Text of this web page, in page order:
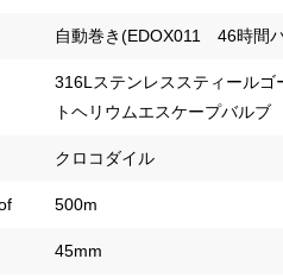
自動巻き(EDOX011 46時間
316Lステンレススティールゴ
トヘリウムエスケープバルブ
クロコダイル
500m
45mm